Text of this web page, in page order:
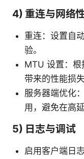
4) 重连与网络
重连：设置自
验。
MTU 设置：
带来的性能损失
服务器端优化
用，避免在高
5) 日志与调试
启用客户端日